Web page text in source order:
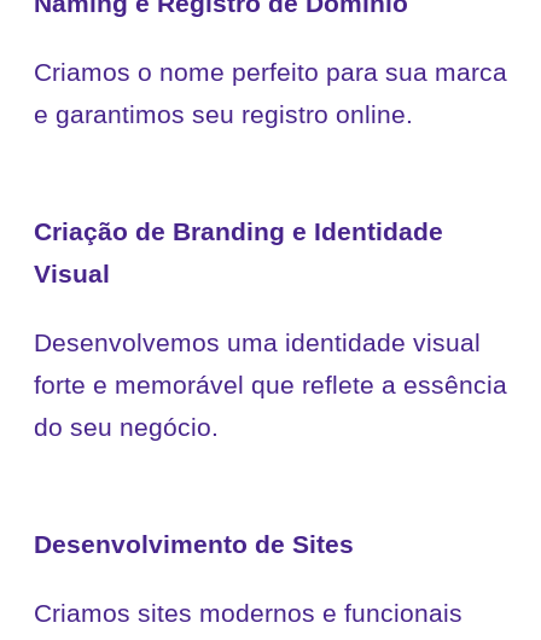
Criamos o nome perfeito para sua marca
e garantimos seu registro online.
Criação de Branding e Identidade
Visual
Desenvolvemos uma identidade visual
forte e memorável que reflete a essência
do seu negócio.
Desenvolvimento de Sites
Criamos sites modernos e funcionais